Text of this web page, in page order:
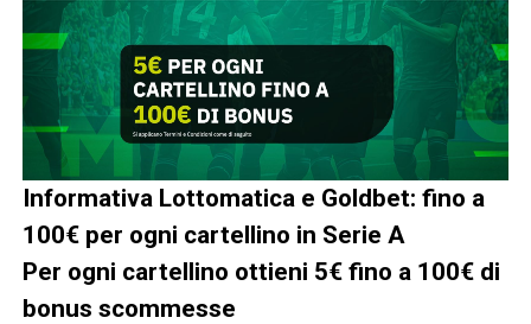
Informativa Lottomatica e Goldbet: fino a
100€ per ogni cartellino in Serie A
Per ogni cartellino ottieni 5€ fino a 100€ di
bonus scommesse